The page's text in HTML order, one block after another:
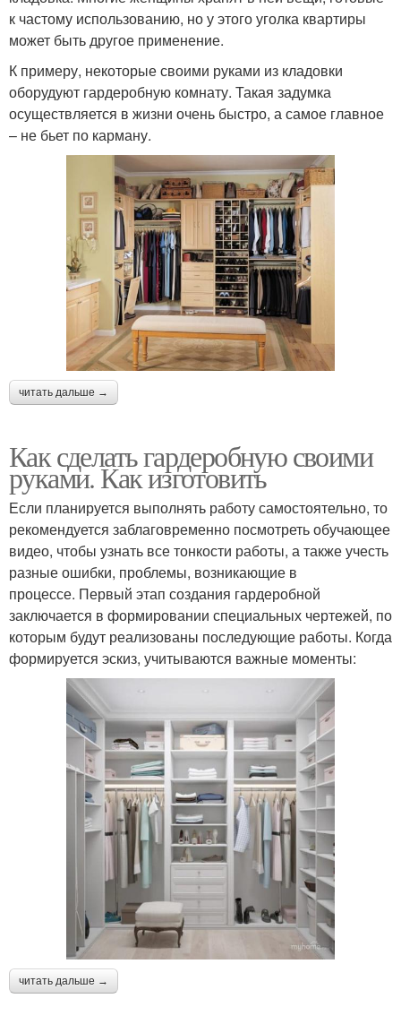
к частому использованию, но у этого уголка квартиры
может быть другое применение.
К примеру, некоторые своими руками из кладовки
оборудуют гардеробную комнату. Такая задумка
осуществляется в жизни очень быстро, а самое главное
– не бьет по карману.
читать дальше →
Как сделать гардеробную своими
руками. Как изготовить
Если планируется выполнять работу самостоятельно, то
рекомендуется заблаговременно посмотреть обучающее
видео, чтобы узнать все тонкости работы, а также учесть
разные ошибки, проблемы, возникающие в
процессе. Первый этап создания гардеробной
заключается в формировании специальных чертежей, по
которым будут реализованы последующие работы. Когда
формируется эскиз, учитываются важные моменты:
читать дальше →